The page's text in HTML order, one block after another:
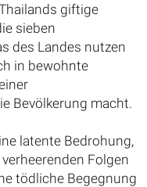
giftige
sieben
des Landes nutzen
in bewohnte
Bevölkerung macht.
latente Bedrohung,
Folgen
tödliche Begegnung